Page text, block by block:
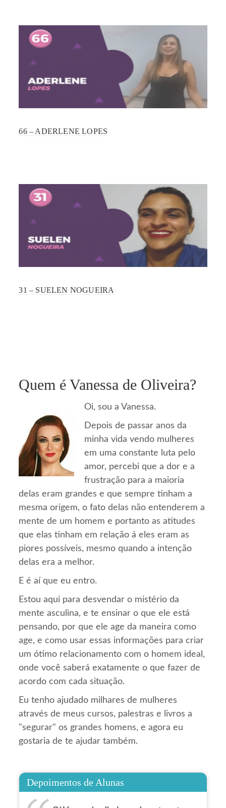
66 – ADERLENE LOPES
31 – SUELEN NOGUEIRA
Quem é Vanessa de Oliveira?
Oi, sou a Vanessa.
Depois de passar anos da
minha vida vendo mulheres
em uma constante luta pelo
amor, percebi que a dor e a
frustração para a maioria
delas eram grandes e que sempre tinham a
mesma origem, o fato delas não entenderem a
mente de um homem e portanto as atitudes
que elas tinham em relação á eles eram as
piores possíveis, mesmo quando a intenção
delas era a melhor.
E é aí que eu entro.
Estou aqui para desvendar o mistério da
mente asculina, e te ensinar o que ele está
pensando, por que ele age da maneira como
age, e como usar essas informações para criar
um ótimo relacionamento com o homem ideal,
onde você saberá exatamente o que fazer de
acordo com cada situação.
Eu tenho ajudado milhares de mulheres
através de meus cursos, palestras e livros a
"segurar" os grandes homens, e agora eu
gostaria de te ajudar também.
Depoimentos de Alunas